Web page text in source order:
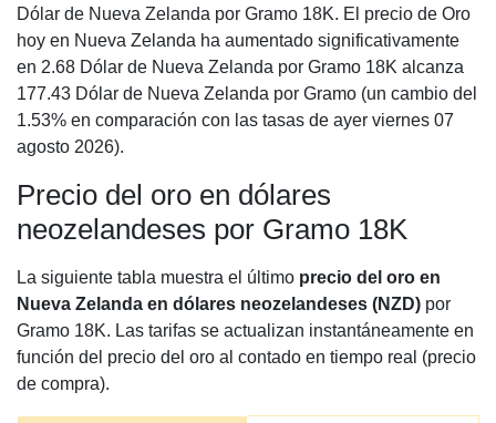
Dólar de Nueva Zelanda por Gramo 18K. El precio de Oro
hoy en Nueva Zelanda ha aumentado significativamente
en 2.68 Dólar de Nueva Zelanda por Gramo 18K alcanza
177.43 Dólar de Nueva Zelanda por Gramo (un cambio del
1.53% en comparación con las tasas de ayer viernes 07
agosto 2026).
Precio del oro en dólares
neozelandeses por Gramo 18K
La siguiente tabla muestra el último precio del oro en
Nueva Zelanda en dólares neozelandeses (NZD) por
Gramo 18K. Las tarifas se actualizan instantáneamente en
función del precio del oro al contado en tiempo real (precio
de compra).